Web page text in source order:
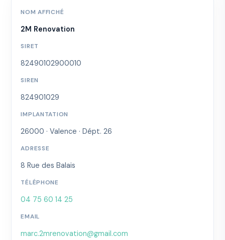
NOM AFFICHÉ
2M Renovation
SIRET
82490102900010
SIREN
824901029
IMPLANTATION
26000 · Valence · Dépt. 26
ADRESSE
8 Rue des Balais
TÉLÉPHONE
04 75 60 14 25
EMAIL
marc.2mrenovation@gmail.com